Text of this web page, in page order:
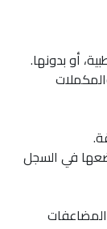
أو بدونها.
في السجل